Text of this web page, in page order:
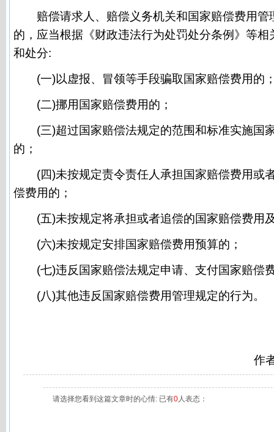
赔偿请求人、赔偿义务机关和国家赔偿费用管
的，应当根据《财政违法行为处罚处分条例》等
和处分:
(一)以虚报、冒领等手段骗取国家赔偿费用的
(二)挪用国家赔偿费用的；
(三)超过国家赔偿法规定的范围和标准实施国
的；
(四)未按规定责令责任人承担国家赔偿费用或
偿费用的；
(五)未按规定将承担或者追偿的国家赔偿费用
(六)未按规定安排国家赔偿费用预算的；
(七)违反国家赔偿法规定申请、支付国家赔偿
(八)其他违反国家赔偿费用管理规定的行为。
作
请选择您看到这篇文章时的心情: 已有0人表态：